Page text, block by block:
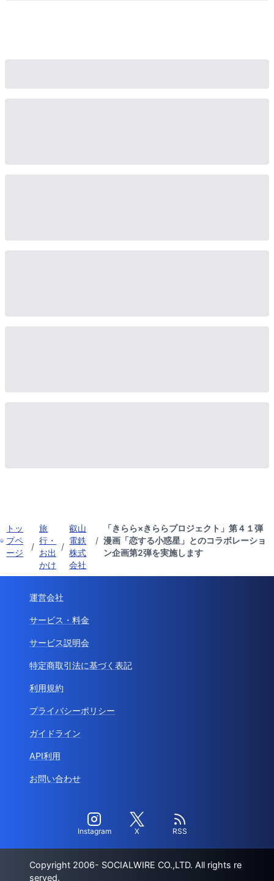
トッ
プペ
ージ
/
旅
行・
お出
かけ
/
叡山
電鉄
株式
会社
/
「きらら×きららプロジェクト」第４１弾
漫画「恋する小惑星」とのコラボレーショ
ン企画第2弾を実施します
運営会社
サービス・料金
サービス説明会
特定商取引法に基づく表記
利用規約
プライバシーポリシー
ガイドライン
API利用
お問い合わせ
Instagram X RSS
Copyright 2006- SOCIALWIRE CO.,LTD. All rights re
served.